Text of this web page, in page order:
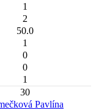
1
2
50.0
1
0
0
1
30
Pavlína